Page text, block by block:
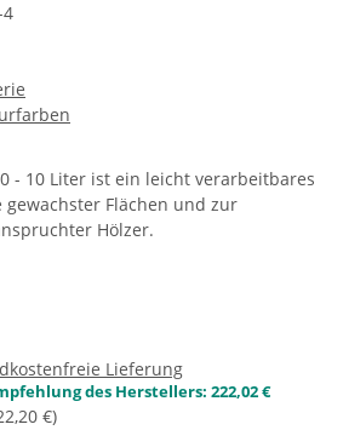
- 10 Liter ist ein leicht verarbeitbares
gewachster Flächen und zur
Hölzer.
Lieferung
des Herstellers: 222,02 €
€)